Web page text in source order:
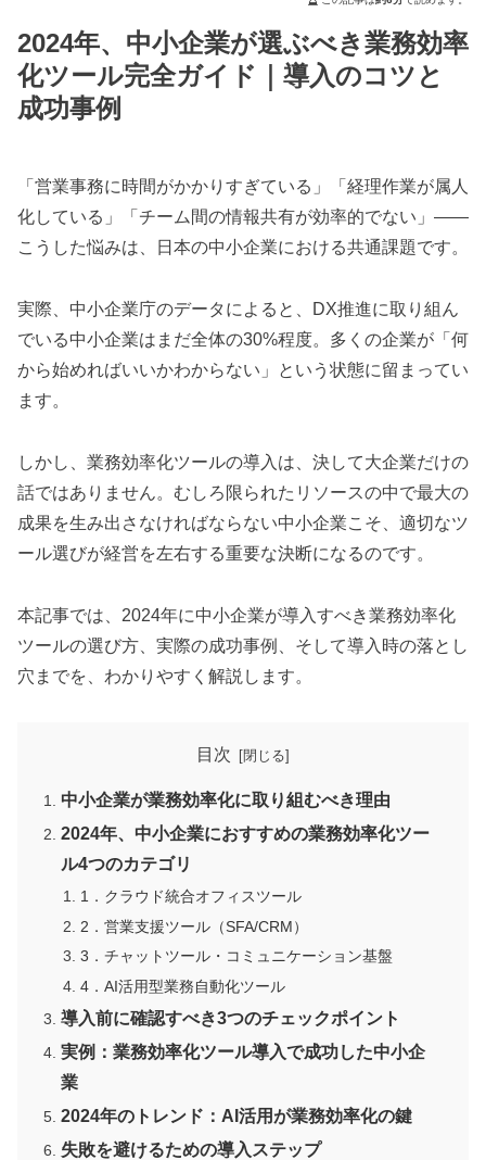
2024年、中小企業が選ぶべき業務効率
化ツール完全ガイド｜導入のコツと
成功事例
「営業事務に時間がかかりすぎている」「経理作業が属人
化している」「チーム間の情報共有が効率的でない」——
こうした悩みは、日本の中小企業における共通課題です。
実際、中小企業庁のデータによると、DX推進に取り組ん
でいる中小企業はまだ全体の30%程度。多くの企業が「何
から始めればいいかわからない」という状態に留まってい
ます。
しかし、業務効率化ツールの導入は、決して大企業だけの
話ではありません。むしろ限られたリソースの中で最大の
成果を生み出さなければならない中小企業こそ、適切なツ
ール選びが経営を左右する重要な決断になるのです。
本記事では、2024年に中小企業が導入すべき業務効率化
ツールの選び方、実際の成功事例、そして導入時の落とし
穴までを、わかりやすく解説します。
目次
中小企業が業務効率化に取り組むべき理由
2024年、中小企業におすすめの業務効率化ツー
ル4つのカテゴリ
1．クラウド統合オフィスツール
2．営業支援ツール（SFA/CRM）
3．チャットツール・コミュニケーション基盤
4．AI活用型業務自動化ツール
導入前に確認すべき3つのチェックポイント
実例：業務効率化ツール導入で成功した中小企
業
2024年のトレンド：AI活用が業務効率化の鍵
失敗を避けるための導入ステップ